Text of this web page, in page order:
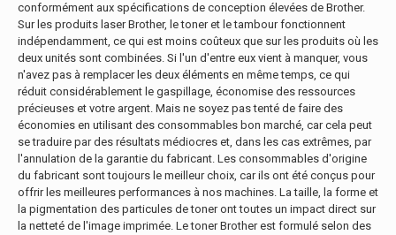
conformément aux spécifications de conception élevées de Brother.
Sur les produits laser Brother, le toner et le tambour fonctionnent
indépendamment, ce qui est moins coûteux que sur les produits où les
deux unités sont combinées. Si l'un d'entre eux vient à manquer, vous
n'avez pas à remplacer les deux éléments en même temps, ce qui
réduit considérablement le gaspillage, économise des ressources
précieuses et votre argent. Mais ne soyez pas tenté de faire des
économies en utilisant des consommables bon marché, car cela peut
se traduire par des résultats médiocres et, dans les cas extrêmes, par
l'annulation de la garantie du fabricant. Les consommables d'origine
du fabricant sont toujours le meilleur choix, car ils ont été conçus pour
offrir les meilleures performances à nos machines. La taille, la forme et
la pigmentation des particules de toner ont toutes un impact direct sur
la netteté de l'image imprimée. Le toner Brother est formulé selon des